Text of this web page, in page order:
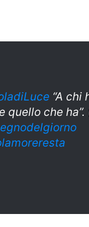
“A chi
quello che ha”.
no
a